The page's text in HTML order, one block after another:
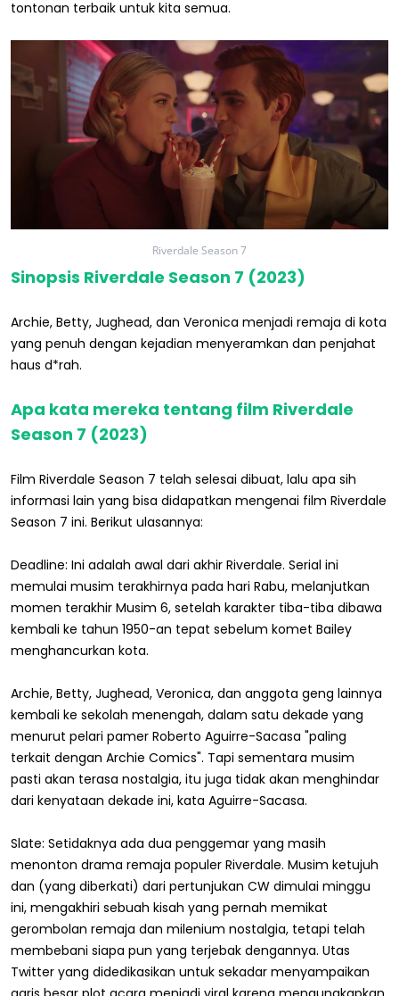
tontonan terbaik untuk kita semua.
Riverdale Season 7
Sinopsis Riverdale Season 7 (2023)
Archie, Betty, Jughead, dan Veronica menjadi remaja di kota
yang penuh dengan kejadian menyeramkan dan penjahat
haus d*rah.
Apa kata mereka tentang film Riverdale
Season 7 (2023)
Film Riverdale Season 7 telah selesai dibuat, lalu apa sih
informasi lain yang bisa didapatkan mengenai film Riverdale
Season 7 ini. Berikut ulasannya:
Deadline: Ini adalah awal dari akhir Riverdale. Serial ini
memulai musim terakhirnya pada hari Rabu, melanjutkan
momen terakhir Musim 6, setelah karakter tiba-tiba dibawa
kembali ke tahun 1950-an tepat sebelum komet Bailey
menghancurkan kota.
Archie, Betty, Jughead, Veronica, dan anggota geng lainnya
kembali ke sekolah menengah, dalam satu dekade yang
menurut pelari pamer Roberto Aguirre-Sacasa "paling
terkait dengan Archie Comics". Tapi sementara musim
pasti akan terasa nostalgia, itu juga tidak akan menghindar
dari kenyataan dekade ini, kata Aguirre-Sacasa.
Slate: Setidaknya ada dua penggemar yang masih
menonton drama remaja populer Riverdale. Musim ketujuh
dan (yang diberkati) dari pertunjukan CW dimulai minggu
ini, mengakhiri sebuah kisah yang pernah memikat
gerombolan remaja dan milenium nostalgia, tetapi telah
membebani siapa pun yang terjebak dengannya. Utas
Twitter yang didedikasikan untuk sekadar menyampaikan